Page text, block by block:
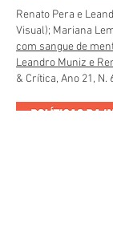
Renato Pera e
Visual); Mariana
com sangue de
Leandro Muniz e
& Crítica, Ano 21, N.